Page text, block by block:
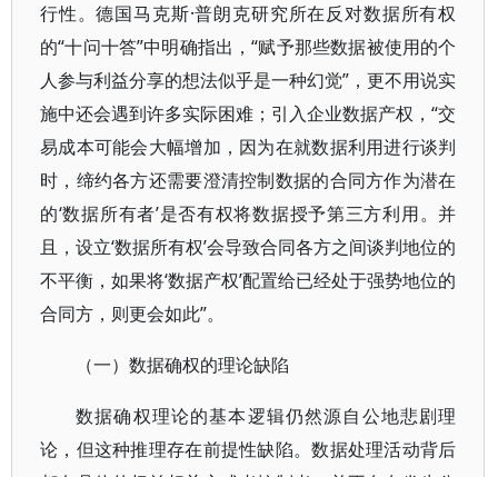
行性。德国马克斯·普朗克研究所在反对数据所有权
的“十问十答”中明确指出，“赋予那些数据被使用的个
人参与利益分享的想法似乎是一种幻觉”，更不用说实
施中还会遇到许多实际困难；引入企业数据产权，“交
易成本可能会大幅增加，因为在就数据利用进行谈判
时，缔约各方还需要澄清控制数据的合同方作为潜在
的‘数据所有者’是否有权将数据授予第三方利用。并
且，设立‘数据所有权’会导致合同各方之间谈判地位的
不平衡，如果将‘数据产权’配置给已经处于强势地位的
合同方，则更会如此”。
（一）数据确权的理论缺陷
数据确权理论的基本逻辑仍然源自公地悲剧理
论，但这种推理存在前提性缺陷。数据处理活动背后